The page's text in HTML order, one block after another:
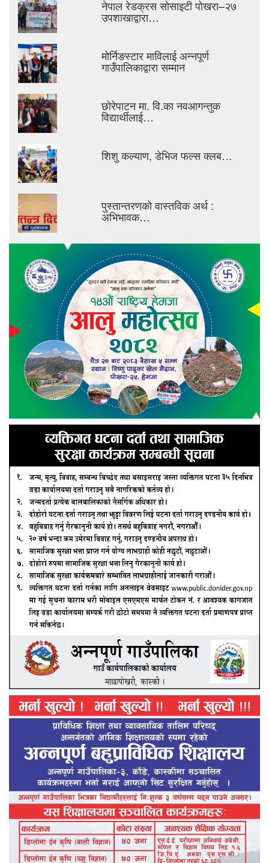
नेपाल रेडक्रस सोसाइटी पोखरा–२७
उपशाखाद्वारा…
मोर्निङस्टार माविलाई अन्नपूर्ण
गाउँपालिकाद्वारा सम्मान
छोरेपाटन मा. वि.का नवआगन्तुक
विद्यार्थीलाई…
शिशु कल्याण, डेभिज फल्स क्लब…
पुस्तान्तरणको वास्तविक अर्थ :
अभिभावक…